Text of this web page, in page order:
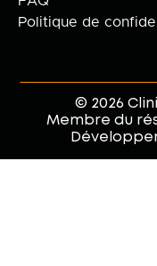
Politique de
© 2026
Membre du